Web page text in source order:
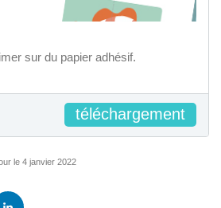
sur du papier adhésif.
téléchargement
le 4 janvier 2022